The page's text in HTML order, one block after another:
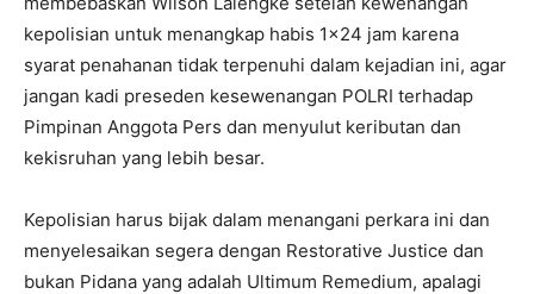
kepolisian untuk menangkap habis 1×24 jam karena
syarat penahanan tidak terpenuhi dalam kejadian ini, agar
jangan kadi preseden kesewenangan POLRI terhadap
Pimpinan Anggota Pers dan menyulut keributan dan
kekisruhan yang lebih besar.
Kepolisian harus bijak dalam menangani perkara ini dan
menyelesaikan segera dengan Restorative Justice dan
bukan Pidana yang adalah Ultimum Remedium, apalagi